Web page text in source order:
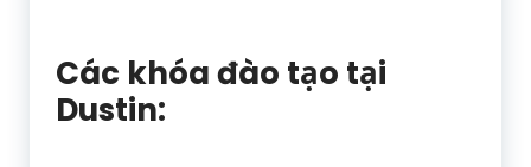
Các khóa đào tạo tại
Dustin: